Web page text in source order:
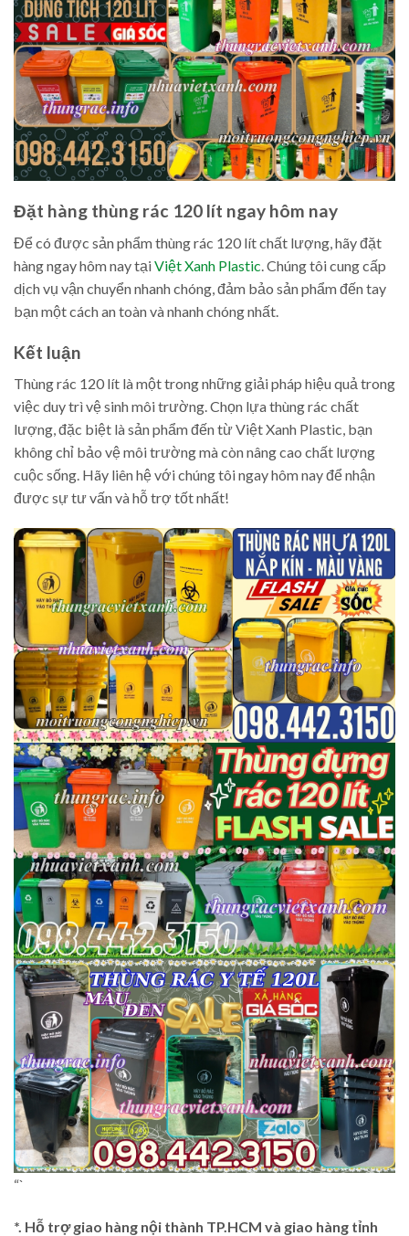
Đặt hàng thùng rác 120 lít ngay hôm nay
Để có được sản phẩm thùng rác 120 lít chất lượng, hãy đặt
hàng ngay hôm nay tạiViệt Xanh Plastic. Chúng tôi cung cấp
dịch vụ vận chuyển nhanh chóng, đảm bảo sản phẩm đến tay
bạn một cách an toàn và nhanh chóng nhất.
Kết luận
Thùng rác 120 lít là một trong những giải pháp hiệu quả trong
việc duy trì vệ sinh môi trường. Chọn lựa thùng rác chất
lượng, đặc biệt là sản phẩm đến từ Việt Xanh Plastic, bạn
không chỉ bảo vệ môi trường mà còn nâng cao chất lượng
cuộc sống. Hãy liên hệ với chúng tôi ngay hôm nay để nhận
được sự tư vấn và hỗ trợ tốt nhất!
“`
*. Hỗ trợ giao hàng nội thành TP.HCM và giao hàng tỉnh